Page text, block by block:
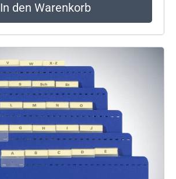
In den Warenkorb